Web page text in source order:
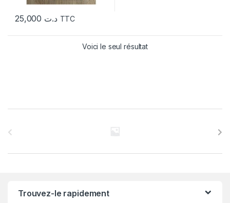
د.ت TTC
Voici le seul résultat
Trouvez-le rapidement